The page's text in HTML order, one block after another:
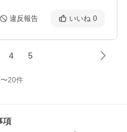
違反報告 いいね 0
4 5
〜20件
項